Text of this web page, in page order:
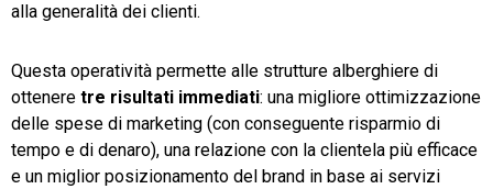
alla generalità dei clienti.
Questa operatività permette alle strutture alberghiere di
ottenere tre risultati immediati: una migliore ottimizzazione
delle spese di marketing (con conseguente risparmio di
tempo e di denaro), una relazione con la clientela più efficace
e un miglior posizionamento del brand in base ai servizi